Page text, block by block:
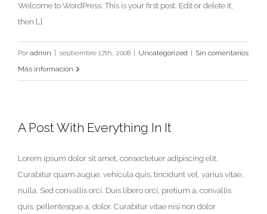
Welcome to WordPress. This is your first post. Edit or delete it,
then […]
Por admin | septiembre 17th, 2008 | Uncategorized | Sin comentarios
Más información
A Post With Everything In It
Lorem ipsum dolor sit amet, consectetuer adipiscing elit.
Curabitur quam augue, vehicula quis, tincidunt vel, varius vitae,
nulla. Sed convallis orci. Duis libero orci, pretium a, convallis
quis, pellentesque a, dolor. Curabitur vitae nisi non dolor